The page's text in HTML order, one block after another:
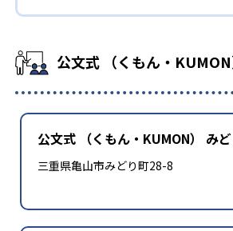
公文式 （くもん・
公文式 （くもん・KUMON） み
三重県亀山市みどり町28-8